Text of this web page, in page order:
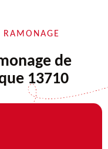
RAMONAGE
de
13710